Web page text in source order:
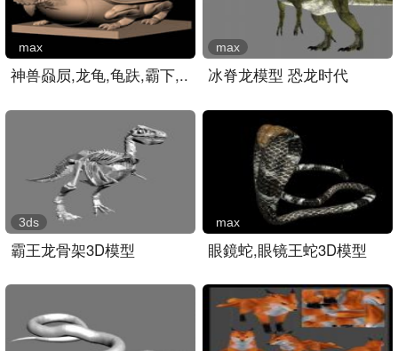
神兽赑屃,龙龟,龟趺,霸下,..
max
冰脊龙模型 恐龙时代
max
霸王龙骨架3D模型
3ds
眼鏡蛇,眼镜王蛇3D模型
max